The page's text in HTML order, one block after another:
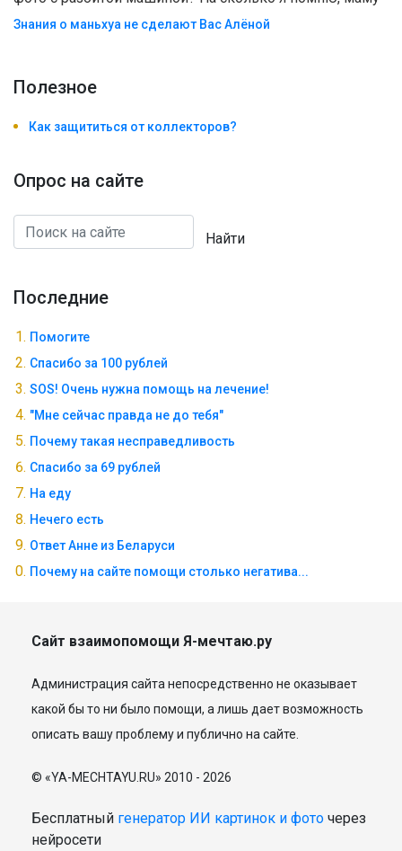
Знания о маньхуа не сделают Вас Алëной
Полезноe
Как защититься от коллекторов?
Опрос на сайте
Найти
Последние
Помогите
Спасибо за 100 рублей
SOS! Очень нужна помощь на лечение!
"Мне сейчас правда не до тебя"
Почему такая несправедливость
Спасибо за 69 рублей
На еду
Нечего есть
Ответ Анне из Беларуси
Почему на сайте помощи столько негатива...
Сайт взаимопомощи Я-мечтаю.ру
Администрация сайта непосредственно не оказывает
какой бы то ни было помощи, а лишь дает возможность
описать вашу проблему и публично на сайте.
© «YA-MECHTAYU.RU» 2010 - 2026
Бесплатный генератор ИИ картинок и фото через
нейросети